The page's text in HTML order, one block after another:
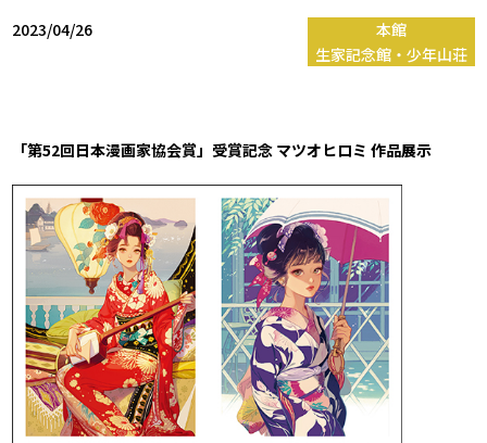
2023/04/26
本館
生家記念館・少年山荘
「第52回日本漫画家協会賞」受賞記念 マツオヒロミ 作品展示